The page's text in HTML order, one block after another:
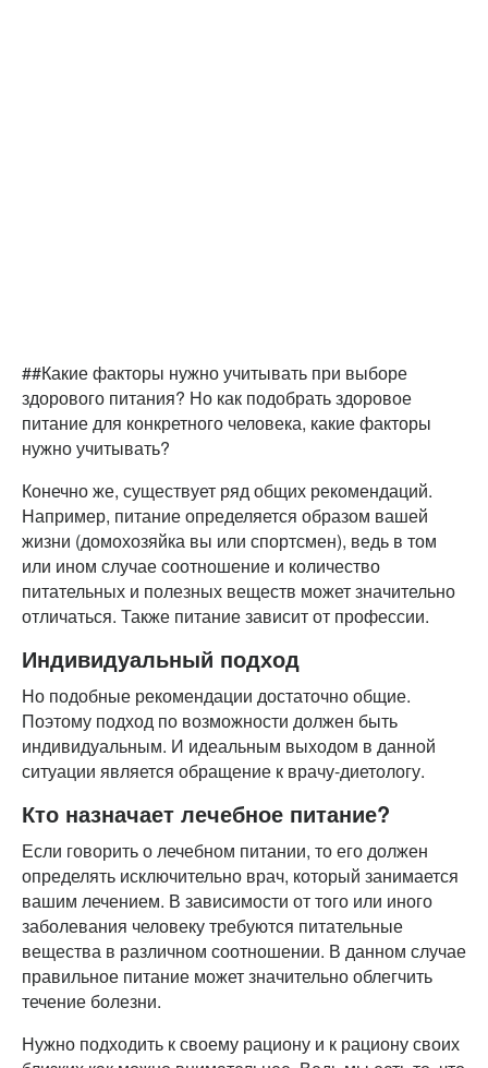
##Какие факторы нужно учитывать при выборе
здорового питания? Но как подобрать здоровое
питание для конкретного человека, какие факторы
нужно учитывать?
Конечно же, существует ряд общих рекомендаций.
Например, питание определяется образом вашей
жизни (домохозяйка вы или спортсмен), ведь в том
или ином случае соотношение и количество
питательных и полезных веществ может значительно
отличаться. Также питание зависит от профессии.
Индивидуальный подход
Но подобные рекомендации достаточно общие.
Поэтому подход по возможности должен быть
индивидуальным. И идеальным выходом в данной
ситуации является обращение к врачу-диетологу.
Кто назначает лечебное питание?
Если говорить о лечебном питании, то его должен
определять исключительно врач, который занимается
вашим лечением. В зависимости от того или иного
заболевания человеку требуются питательные
вещества в различном соотношении. В данном случае
правильное питание может значительно облегчить
течение болезни.
Нужно подходить к своему рациону и к рациону своих